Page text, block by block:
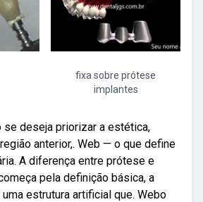
fixa sobre prótese
implantes
se deseja priorizar a estética,
anterior,. Web — o que define
A diferença entre prótese e
pela definição básica, a
estrutura artificial que. Webo